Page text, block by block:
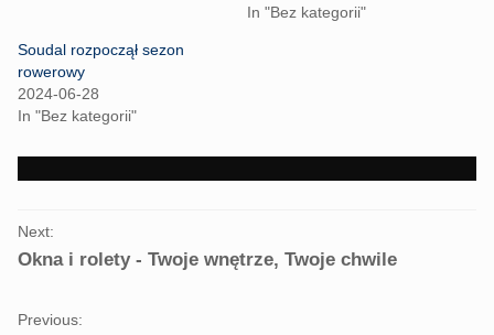
e
r
(
O
p
e
s
n
i
n
)
o
O
p
n
i
w
i
In "Bez kategorii"
Soudal rozpoczął sezon
rowerowy
2024-06-28
In "Bez kategorii"
PORTFOLIO
NAVIGATION
Previous:
Next:
Okna i rolety - Twoje wnętrze, Twoje chwile